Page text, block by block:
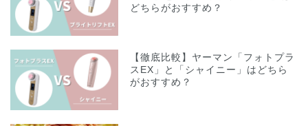
どちらがおすすめ？
【徹底比較】ヤーマン「フォトプラ
スEX」と「シャイニー」はどちら
がおすすめ？